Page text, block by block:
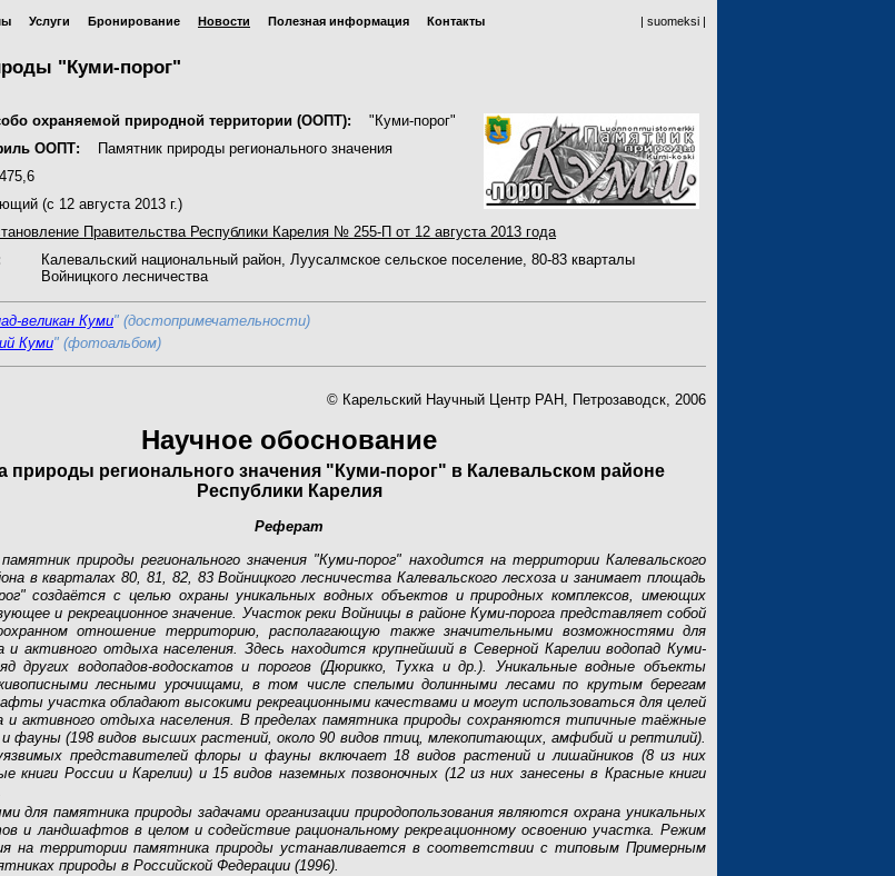
Услуги Бронирование Новости Полезная информация Контакты | suomeksi |
"Куми-порог"
охраняемой природной территории (ООПТ): "Куми-порог"
ООПТ: Памятник природы регионального значения
(с 12 августа 2013 г.)
Правительства Республики Карелия № 255-П от 12 августа 2013 года
Калевальский национальный район, Луусалмское сельское поселение, 80-83 кварталы
Войницкого лесничества
великан Куми" (достопримечательности)
Куми" (фотоальбом)
© Карельский Научный Центр РАН, Петрозаводск, 2006
Научное обоснование
природы регионального значения "Куми-порог" в Калевальском районе
Республики Карелия
Реферат
природы регионального значения "Куми-порог" находится на территории Калевальского
в кварталах 80, 81, 82, 83 Войницкого лесничества Калевальского лесхоза и занимает площадь
создаётся с целью охраны уникальных водных объектов и природных комплексов, имеющих
и рекреационное значение. Участок реки Войницы в районе Куми-порога представляет собой
отношение территорию, располагающую также значительными возможностями для
и активного отдыха населения. Здесь находится крупнейший в Северной Карелии водопад Куми-
других водопадов-водоскатов и порогов (Дюрикко, Тухка и др.). Уникальные водные объекты
лесными урочищами, в том числе спелыми долинными лесами по крутым берегам
участка обладают высокими рекреационными качествами и могут использоваться для целей
и активного отдыха населения. В пределах памятника природы сохраняются типичные таёжные
фауны (198 видов высших растений, около 90 видов птиц, млекопитающих, амфибий и рептилий).
представителей флоры и фауны включает 18 видов растений и лишайников (8 из них
книги России и Карелии) и 15 видов наземных позвоночных (12 из них занесены в Красные книги
для памятника природы задачами организации природопользования являются охрана уникальных
и ландшафтов в целом и содействие рациональному рекреационному освоению участка. Режим
на территории памятника природы устанавливается в соответствии с типовым Примерным
природы в Российской Федерации (1996).